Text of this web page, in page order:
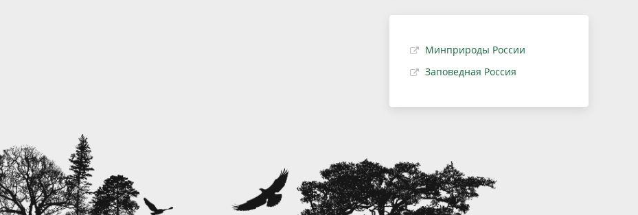
Минприроды России
Заповедная Россия